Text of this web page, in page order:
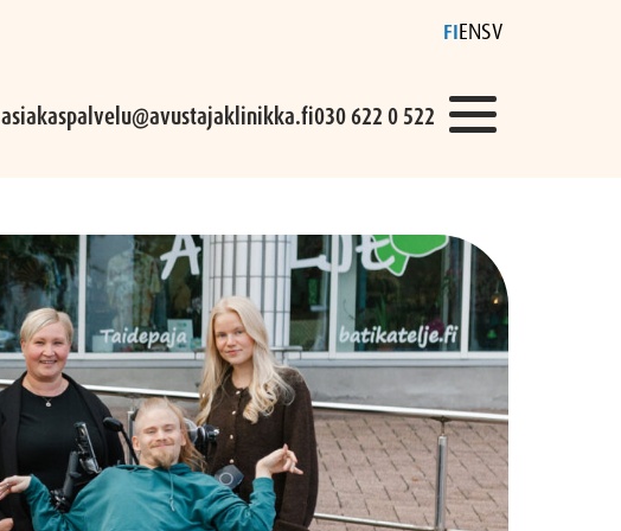
FIENSV
asiakaspalvelu@avustajaklinikka.fi030 622 0 522